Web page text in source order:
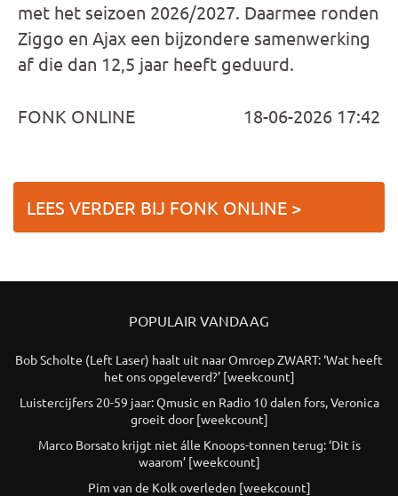
met het seizoen 2026/2027. Daarmee ronden
Ziggo en Ajax een bijzondere samenwerking
af die dan 12,5 jaar heeft geduurd.
FONK ONLINE 18-06-2026 17:42
LEES VERDER BIJ FONK ONLINE >
POPULAIR VANDAAG
Bob Scholte (Left Laser) haalt uit naar Omroep ZWART: ‘Wat heeft
het ons opgeleverd?’ [weekcount]
Luistercijfers 20-59 jaar: Qmusic en Radio 10 dalen fors, Veronica
groeit door [weekcount]
Marco Borsato krijgt niet álle Knoops-tonnen terug: ‘Dit is
waarom’ [weekcount]
Pim van de Kolk overleden [weekcount]